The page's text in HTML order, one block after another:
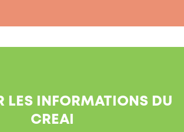
LES INFORMATIONS DU
CREAI